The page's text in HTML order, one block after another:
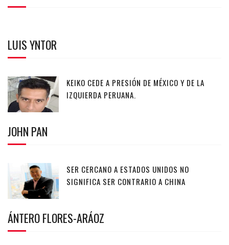
LUIS YNTOR
KEIKO CEDE A PRESIÓN DE MÉXICO Y DE LA
IZQUIERDA PERUANA.
JOHN PAN
SER CERCANO A ESTADOS UNIDOS NO
SIGNIFICA SER CONTRARIO A CHINA
ÁNTERO FLORES-ARÁOZ